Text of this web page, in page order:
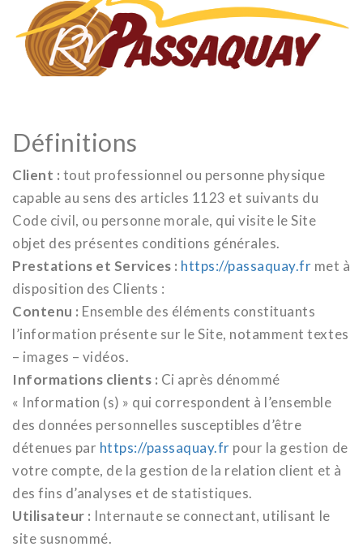
Définitions
Client : tout professionnel ou personne physique
capable au sens des articles 1123 et suivants du
Code civil, ou personne morale, qui visite le Site
objet des présentes conditions générales.
Prestations et Services : https://passaquay.fr met à
disposition des Clients :
Contenu : Ensemble des éléments constituants
l’information présente sur le Site, notamment textes
– images – vidéos.
Informations clients : Ci après dénommé
« Information (s) » qui correspondent à l’ensemble
des données personnelles susceptibles d’être
détenues par https://passaquay.fr pour la gestion de
votre compte, de la gestion de la relation client et à
des fins d’analyses et de statistiques.
Utilisateur : Internaute se connectant, utilisant le
site susnommé.